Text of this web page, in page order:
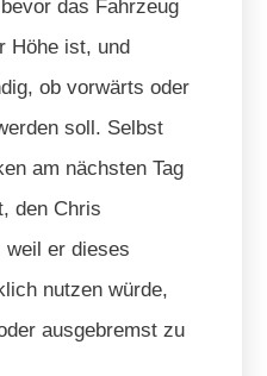
das Fahrzeug
Höhe ist, und
ob vorwärts oder
soll. Selbst
am nächsten Tag
den Chris
weil er dieses
nutzen würde,
ausgebremst zu